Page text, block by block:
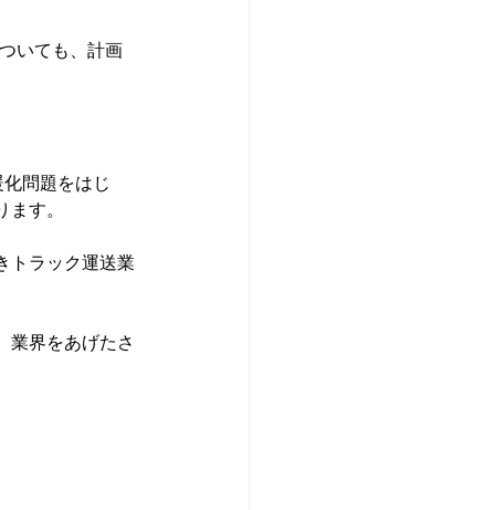
いても、計画
問題をはじ
す。
トラック運送業
業界をあげたさ